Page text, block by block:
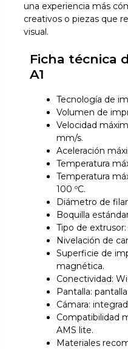
una experiencia más
creativos o piezas que
visual.
Ficha técnica
A1
Tecnología de
Volumen de
Velocidad
mm/s.
Aceleración
Temperatura
Temperatura
100 ºC.
Diámetro de
Boquilla
Tipo de
Nivelación de
Superficie de
magnética.
Conectividad:
Pantalla:
Cámara:
Compatibilidad
AMS lite.
Materiales